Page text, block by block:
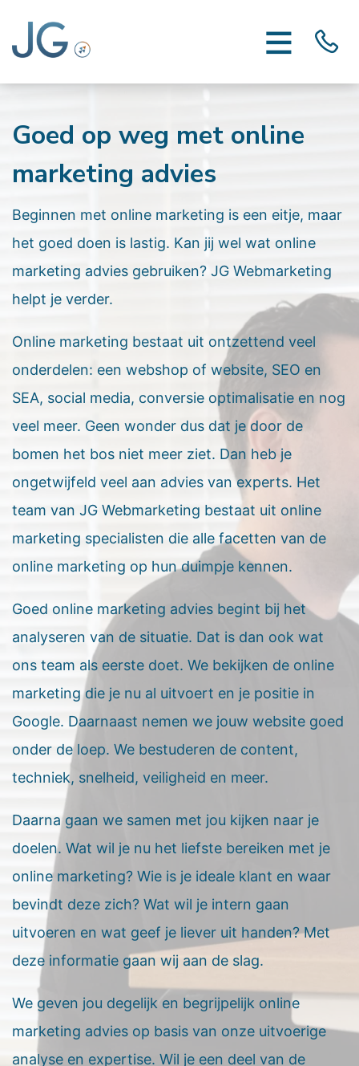
Goed op weg met online
marketing advies
Beginnen met online marketing is een eitje, maar
het goed doen is lastig. Kan jij wel wat online
marketing advies gebruiken? JG Webmarketing
helpt je verder.
Online marketing bestaat uit ontzettend veel
onderdelen: een webshop of website, SEO en
SEA, social media, conversie optimalisatie en nog
veel meer. Geen wonder dus dat je door de
bomen het bos niet meer ziet. Dan heb je
ongetwijfeld veel aan advies van experts. Het
team van JG Webmarketing bestaat uit online
marketing specialisten die alle facetten van de
online marketing op hun duimpje kennen.
Goed online marketing advies begint bij het
analyseren van de situatie. Dat is dan ook wat
ons team als eerste doet. We bekijken de online
marketing die je nu al uitvoert en je positie in
Google. Daarnaast nemen we jouw website goed
onder de loep. We bestuderen de content,
techniek, snelheid, veiligheid en meer.
Daarna gaan we samen met jou kijken naar je
doelen. Wat wil je nu het liefste bereiken met je
online marketing? Wie is je ideale klant en waar
bevindt deze zich? Wat wil je intern gaan
uitvoeren en wat geef je liever uit handen? Met
deze informatie gaan wij aan de slag.
We geven jou degelijk en begrijpelijk online
marketing advies op basis van onze uitvoerige
analyse en expertise. Wil je een deel van de